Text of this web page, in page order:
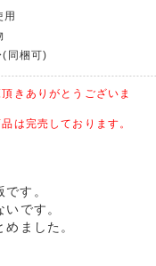
用
同梱可)
頂きありがとうございま
は完売しております。
す。
です。
ました。